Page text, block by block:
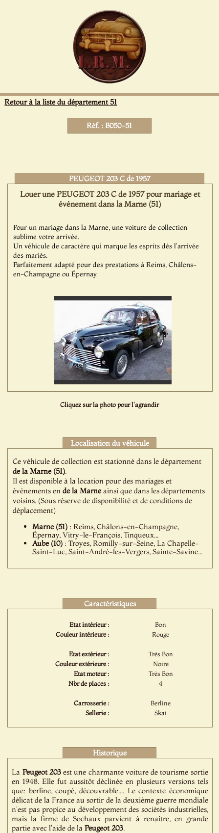
Retour à la liste du département 51
Réf. : B050-51
PEUGEOT 203 C de 1957
Louer une PEUGEOT 203 C de 1957 pour mariage et
événement dans la Marne (51)
Pour un mariage dans la Marne, une voiture de collection
sublime votre arrivée.
Un véhicule de caractère qui marque les esprits dès l'arrivée
des mariés.
Parfaitement adapté pour des prestations à Reims, Châlons-
en-Champagne ou Épernay.
Cliquez sur la photo pour l'agrandir
Localisation du véhicule
Ce véhicule de collection est stationné dans le département
de la Marne (51).
Il est disponible à la location pour des mariages et
événements ende la Marneainsi que dans les départements
voisins. (Sous réserve de disponibilité et de conditions de
déplacement)
Marne (51) : Reims, Châlons-en-Champagne,
Épernay, Vitry-le-François, Tinqueux...
Aube (10) : Troyes, Romilly-sur-Seine, La Chapelle-
Saint-Luc, Saint-André-les-Vergers, Sainte-Savine...
Caractéristiques
Etat intérieur :
Bon
Couleur intérieure :
Rouge
Etat extérieur :
Très Bon
Couleur extérieure :
Noire
Etat moteur :
Très Bon
Nbr de places :
4
Carrosserie :
Berline
Sellerie :
Skai
Historique
La Peugeot 203est une charmante voiture de tourisme sortie
en 1948. Elle fut aussitôt déclinée en plusieurs versions tels
que: berline, coupé, découvrable.... Le contexte économique
délicat de la France au sortir de la deuxième guerre mondiale
n'est pas propice au développement des sociétés industrielles,
mais la firme de Sochaux parvient à renaître, en grande
partie avec l'aide de laPeugeot 203.